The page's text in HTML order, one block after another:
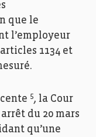
que le
l’employeur
1134 et
5, la Cour
du 20 mars
qu’une